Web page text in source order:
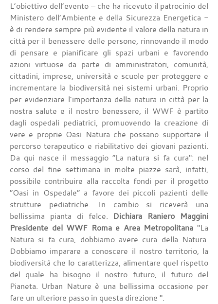
L’obiettivo dell’evento – che ha ricevuto il patrocinio del
Ministero dell’Ambiente e della Sicurezza Energetica -
è di rendere sempre più evidente il valore della natura in
città per il benessere delle persone, rinnovando il modo
di pensare e pianificare gli spazi urbani e favorendo
azioni virtuose da parte di amministratori, comunità,
cittadini, imprese, università e scuole per proteggere e
incrementare la biodiversità nei sistemi urbani. Proprio
per evidenziare l’importanza della natura in città per la
nostra salute e il nostro benessere, il WWF è partito
dagli ospedali pediatrici, promuovendo la creazione di
vere e proprie Oasi Natura che possano supportare il
percorso terapeutico e riabilitativo dei giovani pazienti.
Da qui nasce il messaggio “La natura si fa cura": nel
corso del fine settimana in molte piazze sarà, infatti,
possibile contribuire alla raccolta fondi per il progetto
“Oasi in Ospedale” a favore dei piccoli pazienti delle
strutture pediatriche. In cambio si riceverà una
bellissima pianta di felce. Dichiara Raniero Maggini
Presidente del WWF Roma e Area Metropolitana "La
Natura si fa cura, dobbiamo avere cura della Natura.
Dobbiamo imparare a conoscere il nostro territorio, la
biodiversità che lo caratterizza, alimentare quel rispetto
del quale ha bisogno il nostro futuro, il futuro del
Pianeta. Urban Nature è una bellissima occasione per
fare un ulteriore passo in questa direzione ".